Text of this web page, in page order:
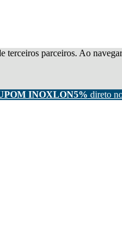
parceiros. Ao
INOXLON5% direto